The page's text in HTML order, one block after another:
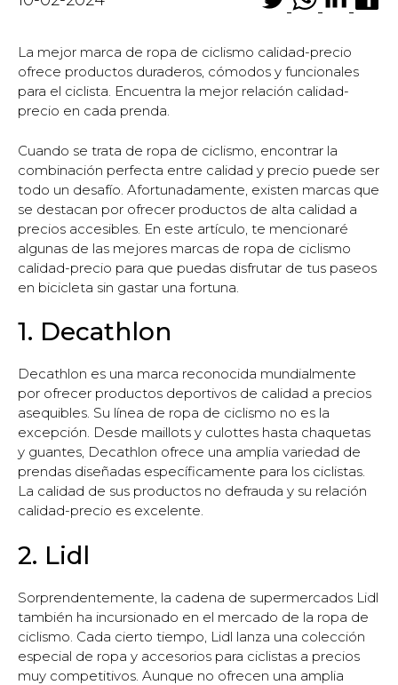
La mejor marca de ropa de ciclismo calidad-precio
ofrece productos duraderos, cómodos y funcionales
para el ciclista. Encuentra la mejor relación calidad-
precio en cada prenda.
Cuando se trata de ropa de ciclismo, encontrar la
combinación perfecta entre calidad y precio puede ser
todo un desafío. Afortunadamente, existen marcas que
se destacan por ofrecer productos de alta calidad a
precios accesibles. En este artículo, te mencionaré
algunas de las mejores marcas de ropa de ciclismo
calidad-precio para que puedas disfrutar de tus paseos
en bicicleta sin gastar una fortuna.
1. Decathlon
Decathlon es una marca reconocida mundialmente
por ofrecer productos deportivos de calidad a precios
asequibles. Su línea de ropa de ciclismo no es la
excepción. Desde maillots y culottes hasta chaquetas
y guantes, Decathlon ofrece una amplia variedad de
prendas diseñadas específicamente para los ciclistas.
La calidad de sus productos no defrauda y su relación
calidad-precio es excelente.
2. Lidl
Sorprendentemente, la cadena de supermercados Lidl
también ha incursionado en el mercado de la ropa de
ciclismo. Cada cierto tiempo, Lidl lanza una colección
especial de ropa y accesorios para ciclistas a precios
muy competitivos. Aunque no ofrecen una amplia